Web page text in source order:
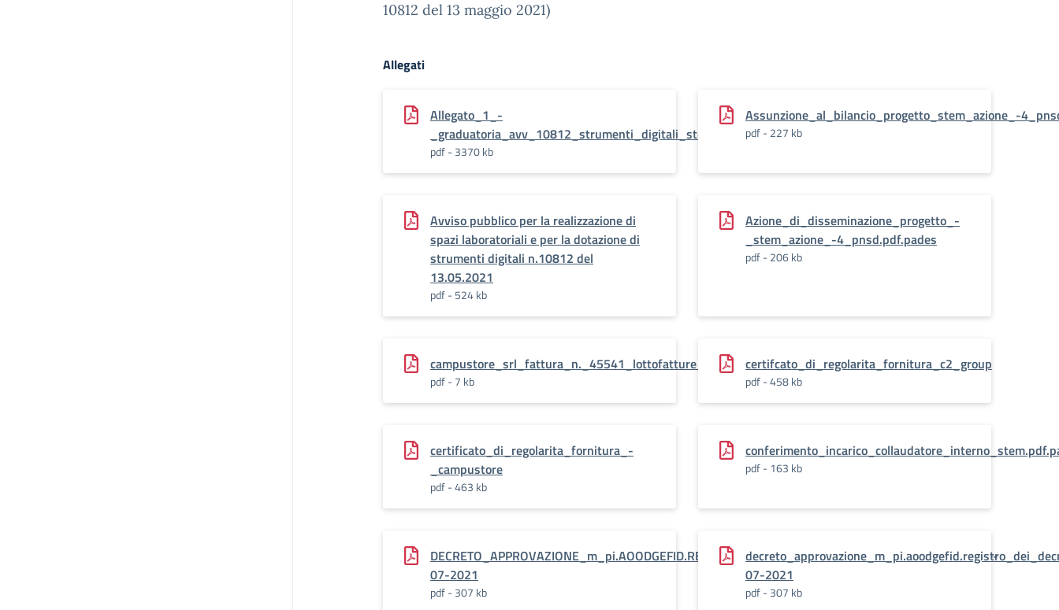
10812 del 13 maggio 2021)
Allegati
Allegato_1_-
_graduatoria_avv_10812_strumenti_digitali_stem
pdf - 3370 kb
Assunzione_al_bilancio_progetto_stem_azione_-
pdf - 227 kb
Avviso pubblico per la realizzazione di
spazi laboratoriali e per la dotazione di
strumenti digitali n.10812 del
13.05.2021
pdf - 524 kb
Azione_di_disseminazione_progetto_-
_stem_azione_-4_pnsd.pdf.pades
pdf - 206 kb
campustore_srl_fattura_n._45541_lottofatture_7929429810_3
pdf - 7 kb
certifcato_di_regolarita_fornitura_c2_group
pdf - 458 kb
certificato_di_regolarita_fornitura_-
_campustore
pdf - 463 kb
pdf - 163 kb
DECRETO_APPROVAZIONE_m_pi.AOODGEFID.REGISTRO_DEI_DECRETI_DIRETTORIALI(R).0000201.20-
07-2021
pdf - 307 kb
07-2021
pdf - 307 kb